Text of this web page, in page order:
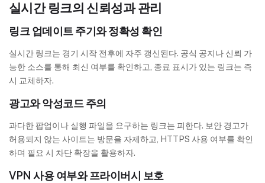
실시간 링크의 신뢰성과 관리
링크 업데이트 주기와 정확성 확인
실시간 링크는 경기 시작 전후에 자주 갱신된다. 공식 공지나 신뢰 가
능한 소스를 통해 최신 여부를 확인하고, 종료 표시가 있는 링크는 즉
시 교체하자.
광고와 악성코드 주의
과다한 팝업이나 실행 파일을 요구하는 링크는 피한다. 보안 경고가
허용되지 않는 사이트는 방문을 자제하고, HTTPS 사용 여부를 확인
하며 필요 시 차단 확장을 활용하자.
VPN 사용 여부와 프라이버시 보호